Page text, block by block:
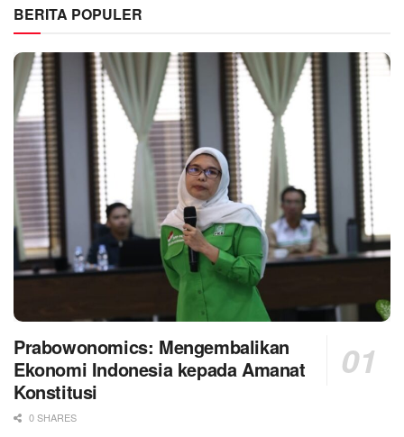
BERITA POPULER
Prabowonomics: Mengembalikan
Ekonomi Indonesia kepada Amanat
Konstitusi
0 SHARES